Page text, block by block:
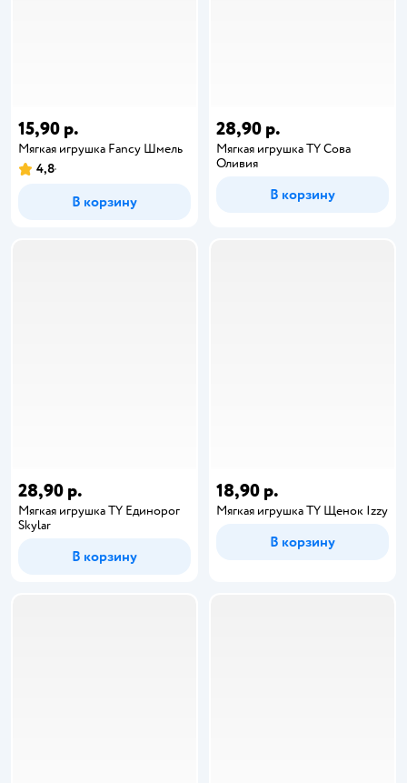
15,90 р.
Мягкая игрушка Fancy Шмель
4,8
В корзину
28,90 р.
Мягкая игрушка TY Сова
Оливия
В корзину
28,90 р.
Мягкая игрушка TY Единорог
Skylar
В корзину
18,90 р.
Мягкая игрушка TY Щенок Izzy
В корзину